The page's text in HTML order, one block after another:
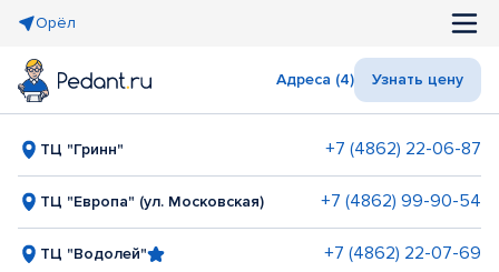
Орёл
Адреса (4) Узнать цену
ТЦ "Гринн" +7 (4862) 22-06-87
ТЦ "Европа" (ул. Московская) +7 (4862) 99-90-54
ТЦ "Водолей" +7 (4862) 22-07-69